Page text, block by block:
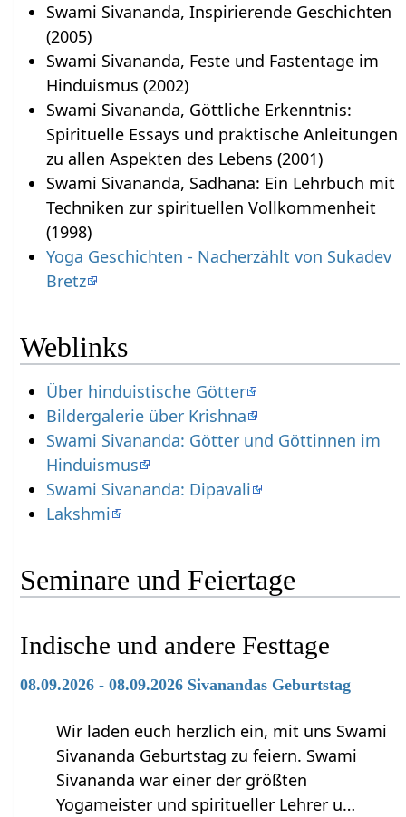
Swami Sivananda, Inspirierende Geschichten
(2005)
Swami Sivananda, Feste und Fastentage im
Hinduismus (2002)
Swami Sivananda, Göttliche Erkenntnis:
Spirituelle Essays und praktische Anleitungen
zu allen Aspekten des Lebens (2001)
Swami Sivananda, Sadhana: Ein Lehrbuch mit
Techniken zur spirituellen Vollkommenheit
(1998)
Yoga Geschichten - Nacherzählt von Sukadev
Bretz
Weblinks
Über hinduistische Götter
Bildergalerie über Krishna
Swami Sivananda: Götter und Göttinnen im
Hinduismus
Swami Sivananda: Dipavali
Lakshmi
Seminare und Feiertage
Indische und andere Festtage
08.09.2026 - 08.09.2026 Sivanandas Geburtstag
Wir laden euch herzlich ein, mit uns Swami
Sivananda Geburtstag zu feiern. Swami
Sivananda war einer der größten
Yogameister und spiritueller Lehrer u…